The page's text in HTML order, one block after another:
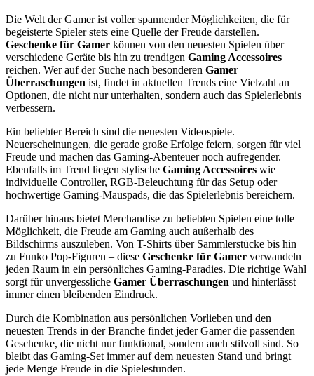
Die Welt der Gamer ist voller spannender Möglichkeiten, die für
begeisterte Spieler stets eine Quelle der Freude darstellen.
Geschenke für Gamer können von den neuesten Spielen über
verschiedene Geräte bis hin zu trendigen Gaming Accessoires
reichen. Wer auf der Suche nach besonderen Gamer
Überraschungen ist, findet in aktuellen Trends eine Vielzahl an
Optionen, die nicht nur unterhalten, sondern auch das Spielerlebnis
verbessern.
Ein beliebter Bereich sind die neuesten Videospiele.
Neuerscheinungen, die gerade große Erfolge feiern, sorgen für viel
Freude und machen das Gaming-Abenteuer noch aufregender.
Ebenfalls im Trend liegen stylische Gaming Accessoires wie
individuelle Controller, RGB-Beleuchtung für das Setup oder
hochwertige Gaming-Mauspads, die das Spielerlebnis bereichern.
Darüber hinaus bietet Merchandise zu beliebten Spielen eine tolle
Möglichkeit, die Freude am Gaming auch außerhalb des
Bildschirms auszuleben. Von T-Shirts über Sammlerstücke bis hin
zu Funko Pop-Figuren – diese Geschenke für Gamer verwandeln
jeden Raum in ein persönliches Gaming-Paradies. Die richtige Wahl
sorgt für unvergessliche Gamer Überraschungen und hinterlässt
immer einen bleibenden Eindruck.
Durch die Kombination aus persönlichen Vorlieben und den
neuesten Trends in der Branche findet jeder Gamer die passenden
Geschenke, die nicht nur funktional, sondern auch stilvoll sind. So
bleibt das Gaming-Set immer auf dem neuesten Stand und bringt
jede Menge Freude in die Spielestunden.